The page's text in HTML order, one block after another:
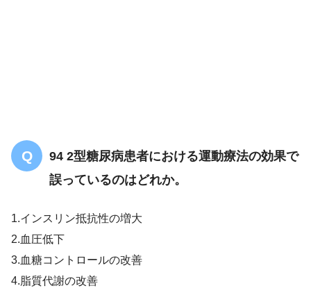
94 2型糖尿病患者における運動療法の効果で
誤っているのはどれか。
1.インスリン抵抗性の増大
2.血圧低下
3.血糖コントロールの改善
4.脂質代謝の改善